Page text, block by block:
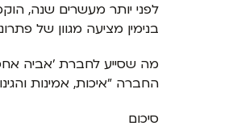
לפני יותר מעשרים שנה,
בנימין מציעה מגוון של
מה שסייע לחברת 'אביה
החברה "איכות, אמינות
סיכום